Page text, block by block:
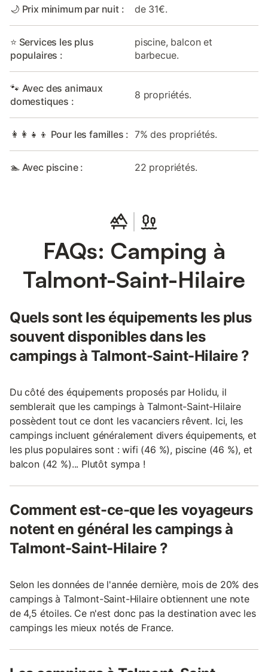
🌙 Prix minimum par nuit : de 31€.
⭐ Services les plus
populaires :
piscine, balcon et
barbecue.
🐾 Avec des animaux
domestiques :
8 propriétés.
👩‍👩‍👧‍👦 Pour les familles : 7% des propriétés.
🏊 Avec piscine : 22 propriétés.
FAQs: Camping à
Talmont-Saint-Hilaire
Quels sont les équipements les plus
souvent disponibles dans les
campings à Talmont-Saint-Hilaire ?
Du côté des équipements proposés par Holidu, il
semblerait que les campings à Talmont-Saint-Hilaire
possèdent tout ce dont les vacanciers rêvent. Ici, les
campings incluent généralement divers équipements, et
les plus populaires sont : wifi (46 %), piscine (46 %), et
balcon (42 %)... Plutôt sympa !
Comment est-ce-que les voyageurs
notent en général les campings à
Talmont-Saint-Hilaire ?
Selon les données de l'année dernière, mois de 20% des
campings à Talmont-Saint-Hilaire obtiennent une note
de 4,5 étoiles. Ce n'est donc pas la destination avec les
campings les mieux notés de France.